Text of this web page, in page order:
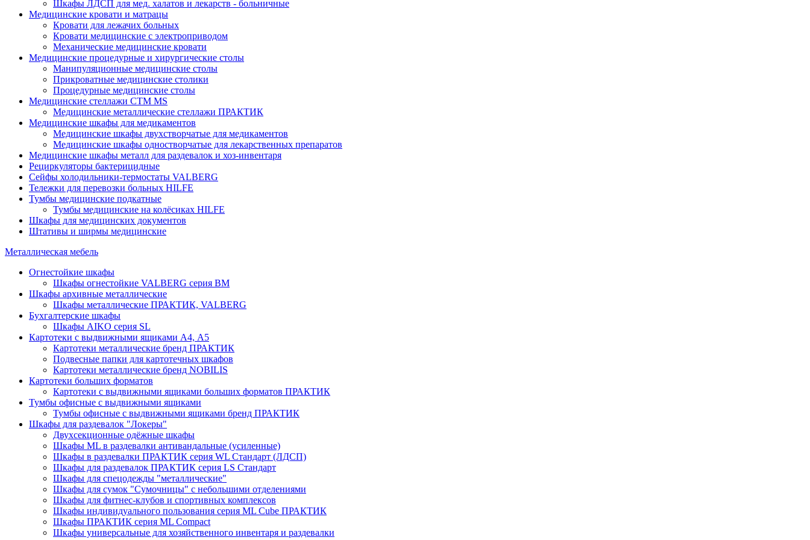
Шкафы ЛДСП для мед. халатов и лекарств - больничные
Медицинские кровати и матрацы
Кровати для лежачих больных
Кровати медицинские с электроприводом
Механические медицинские кровати
Медицинские процедурные и хирургические столы
Манипуляционные медицинские столы
Прикроватные медицинские столики
Процедурные медицинские столы
Медицинские стеллажи CTM MS
Медицинские металлические стеллажи ПРАКТИК
Медицинские шкафы для медикаментов
Медицинские шкафы двухстворчатые для медикаментов
Медицинские шкафы одностворчатые для лекарственных препаратов
Медицинские шкафы металл для раздевалок и хоз-инвентаря
Рециркуляторы бактерицидные
Сейфы холодильники-термостаты VALBERG
Тележки для перевозки больных HILFE
Тумбы медицинские подкатные
Тумбы медицинские на колёсиках HILFE
Шкафы для медицинских документов
Штативы и ширмы медицинские
Металлическая мебель
Огнестойкие шкафы
Шкафы огнестойкие VALBERG серия BM
Шкафы архивные металлические
Шкафы металлические ПРАКТИК, VALBERG
Бухгалтерские шкафы
Шкафы AIKO серия SL
Картотеки с выдвижными ящиками А4, А5
Картотеки металлические бренд ПРАКТИК
Подвесные папки для картотечных шкафов
Картотеки металлические бренд NOBILIS
Картотеки больших форматов
Картотеки с выдвижными ящиками больших форматов ПРАКТИК
Тумбы офисные с выдвижными ящиками
Тумбы офисные с выдвижными ящиками бренд ПРАКТИК
Шкафы для раздевалок "Локеры"
Двухсекционные одёжные шкафы
Шкафы ML в раздевалки антивандальные (усиленные)
Шкафы в раздевалки ПРАКТИК серия WL Стандарт (ЛДСП)
Шкафы для раздевалок ПРАКТИК серия LS Стандарт
Шкафы для спецодежды "металлические"
Шкафы для сумок "Сумочницы" с небольшими отделениями
Шкафы для фитнес-клубов и спортивных комплексов
Шкафы индивидуального пользования серия ML Cube ПРАКТИК
Шкафы ПРАКТИК серия ML Compact
Шкафы универсальные для хозяйственного инвентаря и раздевалки